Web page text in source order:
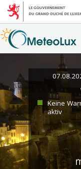
Keine
aktiv